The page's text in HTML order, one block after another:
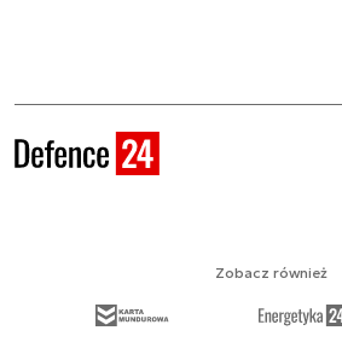
Zobacz również